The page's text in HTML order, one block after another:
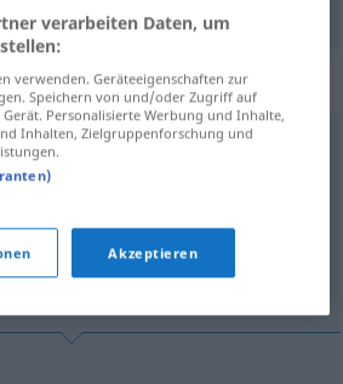
anklicken/antippen)
verarbeiten Daten, um
verwenden. Geräteeigenschaften zur
Speichern von und/oder Zugriff auf
Personalisierte Werbung und Inhalte,
Inhalten, Zielgruppenforschung und
Akzeptieren